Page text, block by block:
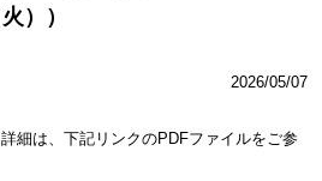
））
2026/05/07
細は、下記リンクのPDFファイルをご参